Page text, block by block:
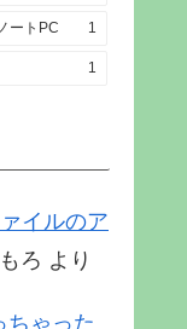
ートPC 1
1
イルのア
もろ より
ちゃった